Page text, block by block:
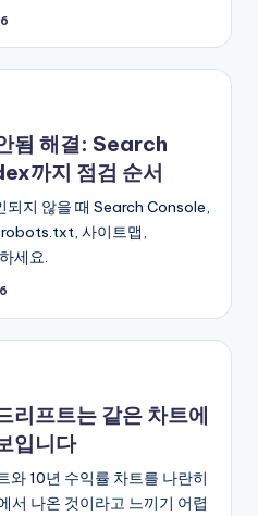
됨 해결: Search
까지 점검 순서
되지 않을 때 Search Console,
사이트맵,
세요.
리프트는 같은 차트에
입니다
와 10년 수익률 차트를 나란히
서 나온 것이라고 느끼기 어렵